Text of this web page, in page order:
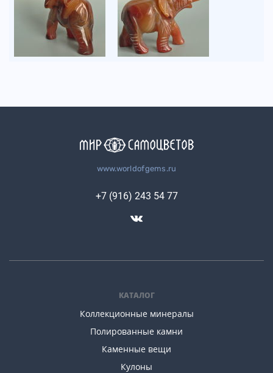
www.worldofgems.ru
КАТАЛОГ
Коллекционные минералы
Полированные камни
Каменные вещи
Кулоны
+7 (916) 243 54 77